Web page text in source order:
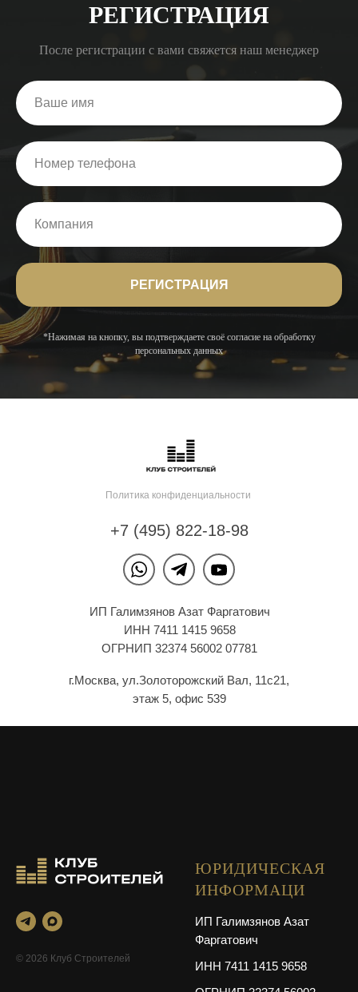
РЕГИСТРАЦИЯ
После регистрации с вами свяжется наш менеджер
РЕГИСТРАЦИЯ
*Нажимая на кнопку, вы подтверждаете своё согласие на обработку
персональных данных
+7 (495) 822-18-98
Политика конфиденциальности
ИП Галимзянов Азат Фаргатович
ИНН 7411 1415 9658
ОГРНИП 32374 56002 07781
г.Москва, ул.Золоторожский Вал, 11с21,
этаж 5, офис 539
© 2026 Клуб Строителей
ЮРИДИЧЕСКАЯ
ИНФОРМАЦИ
ИП Галимзянов Азат
Фаргатович
ИНН 7411 1415 9658